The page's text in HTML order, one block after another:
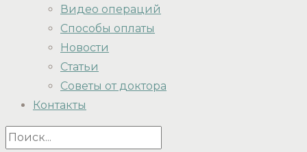
Видео операций
Способы оплаты
Новости
Статьи
Советы от доктора
Контакты